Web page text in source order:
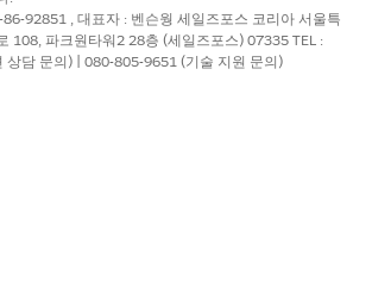
92851 , 대표자 : 벤슨웡 세일즈포스 코리아 서울특
108, 파크원타워2 28층 (세일즈포스) 07335 TEL :
담 문의) | 080-805-9651 (기술 지원 문의)